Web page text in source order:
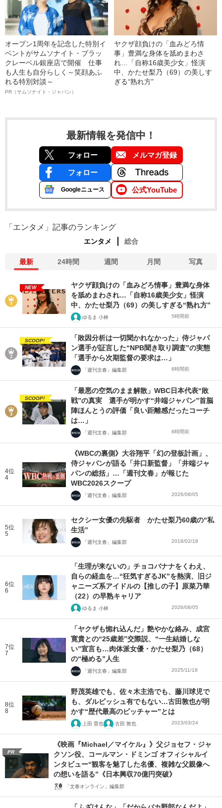
オープン1周年を記念した特別イ
ベントがサムソナイト・ブラッ
クレーベル銀座店で開催 仕事
も人生も自分らしく～笑顔あふ
れる特別対談～
PR（サムソナイト・ジャパン）
ヤクザ顔負けの「血みどろ情
事」豊満な身体を舐めまわさ
れ…「自称16歳美少女」怪演
中、かたせ梨乃（69）の美しす
ぎる“熟れ方”
最新情報を発信中！
フォロー メルマガ登録
フォロー
Googleニュース 公式YouTube
「エンタメ」記事のランキング
エンタメ 総合
最新 24時間 週間 月間 写真
NEW
ヤクザ顔負けの「血みどろ情事」豊満な身体
を舐めまわされ…「自称16歳美少女」怪演
中、かたせ梨乃（69）の美しすぎる“熟れ方”
ゆるま 小林 5時間前
SCOOP!
「敗因分析は一切聞かれなかった」侍ジャパ
ン選手が証言した“NPB聞き取り調査”の実態
「選手から次期監督の要求は…」
「週刊文春」編集部 8時間前
SCOOP!
「最悪の空気のまま解散」WBC日本代表“敗
戦”の真実 選手が明かす“井端ジャパン”首脳
陣ほんとうの評価「良い距離感だったコーチ
は…」
「週刊文春」編集部 8時間前
4位
4
《WBCの裏側》大谷翔平「幻の登板計画」、
侍ジャパンが語る「井口新監督」「井端ジャ
パンの総括」…「週刊文春」が報じた
WBC2026スクープ
「週刊文春」編集部 2026/08/05
5位
5
セクシー女優の先駆者 かたせ梨乃60歳の“私
生活”
「週刊文春」編集部 2018/02/18
6位
6
「生理が来ないの」チョコバナナをくわえ、
自らの経血を…“狂気すぎるJK”を熱演、旧ジ
ャニーズ系アイドルの【推しの子】原菜乃華
（22）の早熟キャリア
ゆるま 小林 2026/08/05
7位
7
「ヤクザも惚れ込んだ」艶やかな絡み、成宮
寛貴との“25歳差”交際説、“一生結婚しな
い”宣言も…肉体派女優・かたせ梨乃（68）
の“極める”人生
「週刊文春」編集部 2025/11/18
8位
8
野茂英雄でも、佐々木主浩でも、藤川球児で
も、ダルビッシュ有でもない…古田敦也が明
かす“歴代最高のピッチャー”とは
上田 晋也 古田 敦也 2023/03/24
PR
《映画『Michael／マイケル』》父ジョセフ・ジャ
クソン役、コールマン・ドミンゴ オフィシャルイ
ンタビュー“観客を魅了した名優、複雑な父親像へ
の想いを語る”《日本興収70億円突破》
「文春オンライン」編集部